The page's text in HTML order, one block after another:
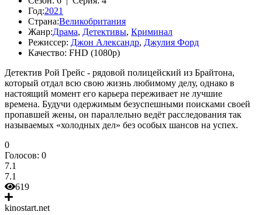
Год:2021
Страна:Великобритания
Жанр:Драма, Детективы, Криминал
Режиссер: Джон Александр, Джулия Форд
Качество: FHD (1080p)
Детектив Рой Грейс - рядовой полицейский из Брайтона,
который отдал всю свою жизнь любимому делу, однако в
настоящий момент его карьера переживает не лучшие
времена. Будучи одержимым безуспешными поисками своей
пропавшей жены, он параллельно ведёт расследования так
называемых «холодных дел» без особых шансов на успех.
0
Голосов: 0
7.1
7.1
619
kinostart.net